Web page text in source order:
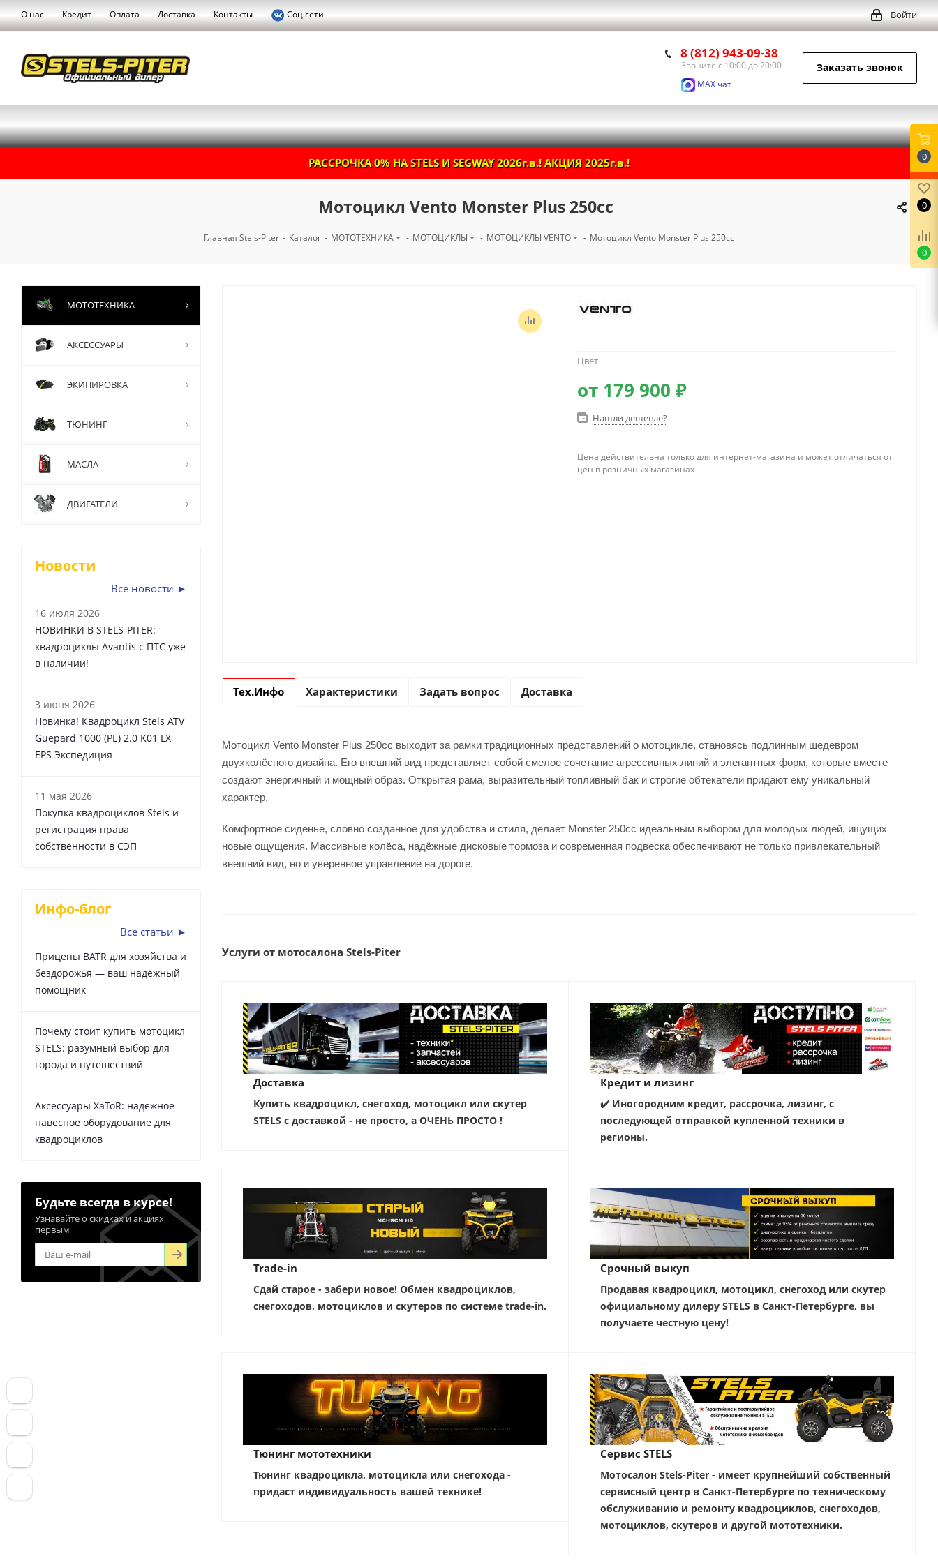
О нас Кредит Оплата Доставка Контакты Соц.сети Войти
8 (812) 943-09-38
Звоните с 10:00 до 20:00
MAX чат
Заказать звонок
РАССРОЧКА 0% НА STELS И SEGWAY 2026г.в.! АКЦИЯ 2025г.в.!
Мотоцикл Vento Monster Plus 250cc
Главная Stels-Piter - Каталог - МОТОТЕХНИКА - МОТОЦИКЛЫ - МОТОЦИКЛЫ VENTO - Мотоцикл Vento Monster Plus 250cc
Цвет
от 179 900 ₽
Нашли дешевле?
Цена действительна только для интернет-магазина и может отличаться от
цен в розничных магазинах
Тех.Инфо Характеристики Задать вопрос Доставка
Мотоцикл Vento Monster Plus 250cc выходит за рамки традиционных представлений о мотоцикле, становясь подлинным шедевром
двухколёсного дизайна. Его внешний вид представляет собой смелое сочетание агрессивных линий и элегантных форм, которые вместе
создают энергичный и мощный образ. Открытая рама, выразительный топливный бак и строгие обтекатели придают ему уникальный
характер.
Комфортное сиденье, словно созданное для удобства и стиля, делает Monster 250cc идеальным выбором для молодых людей, ищущих
новые ощущения. Массивные колёса, надёжные дисковые тормоза и современная подвеска обеспечивают не только привлекательный
внешний вид, но и уверенное управление на дороге.
Услуги от мотосалона Stels-Piter
Доставка
Купить квадроцикл, снегоход, мотоцикл или скутер
STELS с доставкой - не просто, а ОЧЕНЬ ПРОСТО !
Кредит и лизинг
✔️ Иногородним кредит, рассрочка, лизинг, с
последующей отправкой купленной техники в
регионы.
Trade-in
Сдай старое - забери новое! Обмен квадроциклов,
снегоходов, мотоциклов и скутеров по системе trade-in.
Срочный выкуп
Продавая квадроцикл, мотоцикл, снегоход или скутер
официальному дилеру STELS в Санкт-Петербурге, вы
получаете честную цену!
Тюнинг мототехники
Тюнинг квадроцикла, мотоцикла или снегохода -
придаст индивидуальность вашей технике!
Сервис STELS
Мотосалон Stels-Piter - имеет крупнейший собственный
сервисный центр в Санкт-Петербурге по техническому
обслуживанию и ремонту квадроциклов, снегоходов,
мотоциклов, скутеров и другой мототехники.
МОТОТЕХНИКА
АКСЕССУАРЫ
ЭКИПИРОВКА
ТЮНИНГ
МАСЛА
ДВИГАТЕЛИ
Новости
Все новости ►
16 июля 2026
НОВИНКИ В STELS-PITER:
квадроциклы Avantis с ПТС уже
в наличии!
3 июня 2026
Новинка! Квадроцикл Stels ATV
Guepard 1000 (PE) 2.0 K01 LX
EPS Экспедиция
11 мая 2026
Покупка квадроциклов Stels и
регистрация права
собственности в СЭП
Инфо-блог
Все статьи ►
Прицепы BATR для хозяйства и
бездорожья — ваш надёжный
помощник
Почему стоит купить мотоцикл
STELS: разумный выбор для
города и путешествий
Аксессуары XaToR: надежное
навесное оборудование для
квадроциклов
Будьте всегда в курсе!
Узнавайте о скидках и акциях
первым
0
0
0